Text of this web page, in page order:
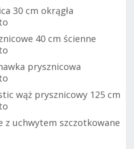
30 cm okrągła
40 cm ścienne
prysznicowa
wąż prysznicowy 125 cm
z uchwytem szczotkowane